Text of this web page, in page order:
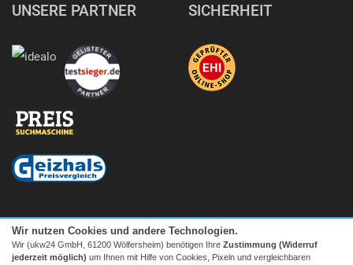
UNSERE PARTNER SICHERHEIT
Wir nutzen Cookies und andere Technologien.
Wir (ukw24 GmbH, 61200 Wölfersheim) benötigen Ihre Zustimmung (Widerruf
jederzeit möglich) um Ihnen mit Hilfe von Cookies, Pixeln und vergleichbaren